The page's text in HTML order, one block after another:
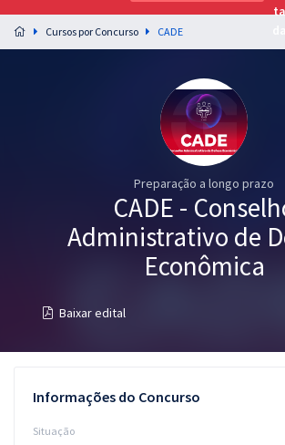
Preparação completa e intensiva para as principais
residências em saúde do Brasil
Graduação
Mentorias
Conteúdo gratuito
Blog
Cursos por Concurso CADE
Preparação a longo prazo
CADE -
Administrativo de
Econômica
Baixar edital
Informações do Concurso
Situação